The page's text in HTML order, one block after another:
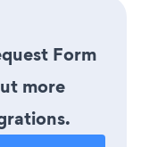
Form
more